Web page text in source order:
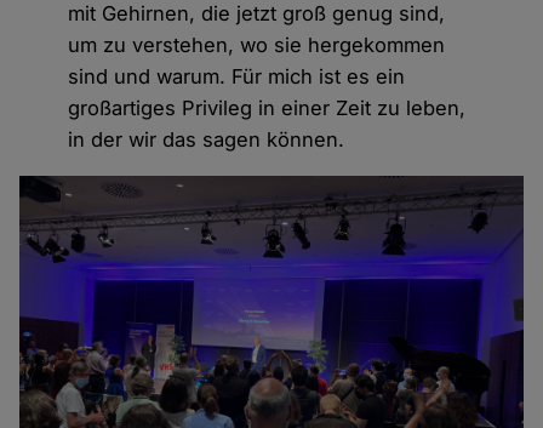
mit Gehirnen, die jetzt groß genug sind,
um zu verstehen, wo sie hergekommen
sind und warum. Für mich ist es ein
großartiges Privileg in einer Zeit zu leben,
in der wir das sagen können.